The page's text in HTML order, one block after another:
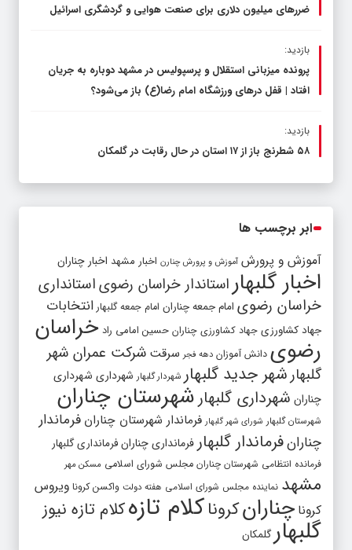
ضررهای میلیون دلاری برای صنعت هوایی و گردشگری اسرائیل
بازدید:
پرونده میزبانی استقلال و پرسپولیس در مشهد دوباره به جریان
افتاد | قفل در‌های ورزشگاه امام رضا(ع) باز می‌شود؟
بازدید:
۵۸ شطرنج‌ باز از ۱۷ استان در حال رقابت در گلمکان
ابر برچسب ها
آموزش و پرورش آموزش و پرورش چنارن اخبار مشهد اخبار چناران
اخبار گلبهار استاندار خراسان رضویاستانداری
خراسان رضوی امام جمعه چناران امام جمعه گلبهار انتخابات
جهاد کشاورزی جهاد کشاورزی چناران حسین امامی راد خراسان
رضوی دانش آموزان دهه فجر سرقت شرکت عمران شهر
گلبهار شهر جدید گلبهار شهردار گلبهار شهرداری شهرداری
چناران شهرداری گلبهار شهرستان چناران
شهرستان گلبهار شورای شهر گلبهار فرماندار شهرستان چناران فرماندار
چنارانفرماندار گلبهار فرمانداری چنارانفرمانداری گلبهار
فرمانده انتظامی شهرستان چناران مجلس شورای اسلامی مسکن مهر
مشهد نماینده مجلس شورای اسلامی هفته دولت واکسن کرونا ویروس
کرونا چنارانکروناکلام تازهکلام تازه نیوز
گلبهار گلمکان